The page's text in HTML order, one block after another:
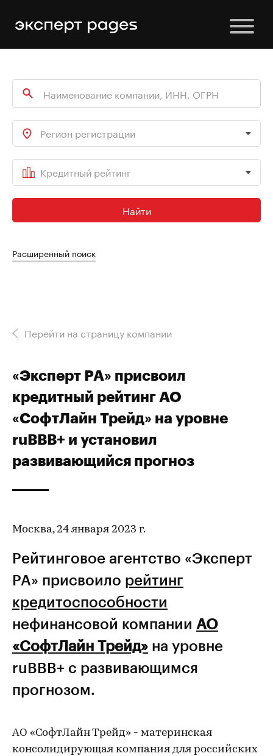
Регион регистрации
Кредитный рейтинг
Найти
Расширенный поиск
Перейти на страницу компании
«Эксперт РА» присвоил
кредитный рейтинг АО
«СофтЛайн Трейд» на уровне
ruBBB+ и установил
развивающийся прогноз
Москва, 24 января 2023 г.
Рейтинговое агентство «Эксперт
РА» присвоило рейтинг
кредитоспособности
нефинансовой компании АО
«СофтЛайн Трейд» на уровне
ruBBB+ с развивающимся
прогнозом.
АО «СофтЛайн Трейд» - материнская
консолидирующая компания для российских